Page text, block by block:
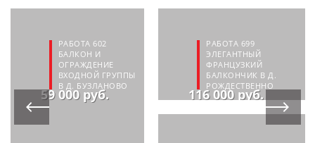
РАБОТА 602
БАЛКОН И
ОГРАЖДЕНИЕ
ВХОДНОЙ ГРУППЫ
В Д. БУЗЛАНОВО
59 000 руб.
РАБОТА 699
ЭЛЕГАНТНЫЙ
ФРАНЦУЗКИЙ
БАЛКОНЧИК В Д.
РОЖДЕСТВЕННО
116 000 руб.